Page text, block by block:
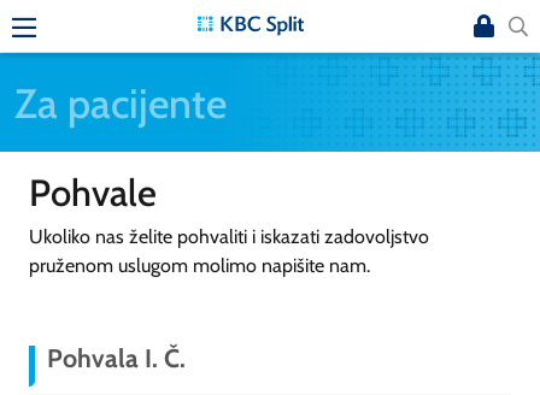
Za pacijente
Pohvale
Ukoliko nas želite pohvaliti i iskazati zadovoljstvo
pruženom uslugom molimo napišite nam.
Pohvala I. Č.